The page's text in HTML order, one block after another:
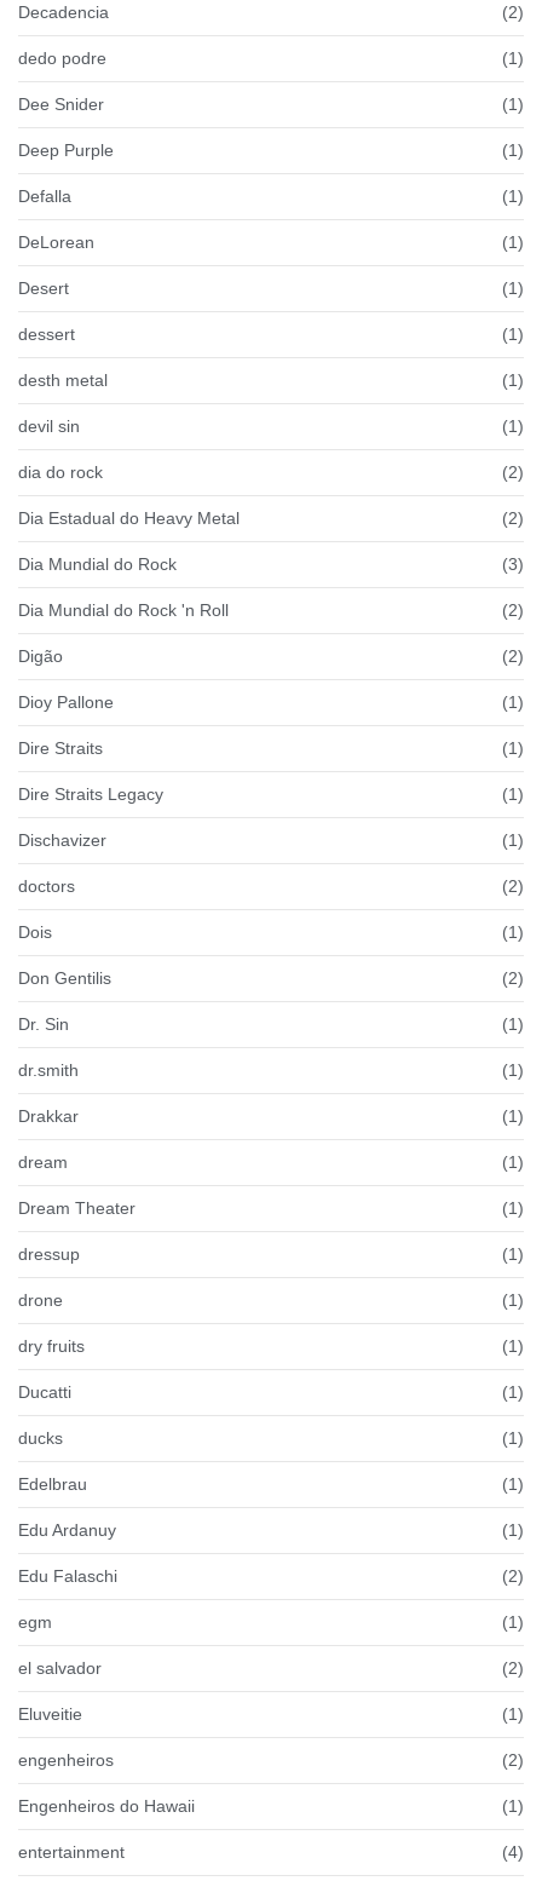
Decadencia (2)
dedo podre (1)
Dee Snider (1)
Deep Purple (1)
Defalla (1)
DeLorean (1)
Desert (1)
dessert (1)
desth metal (1)
devil sin (1)
dia do rock (2)
Dia Estadual do Heavy Metal (2)
Dia Mundial do Rock (3)
Dia Mundial do Rock 'n Roll (2)
Digão (2)
Dioy Pallone (1)
Dire Straits (1)
Dire Straits Legacy (1)
Dischavizer (1)
doctors (2)
Dois (1)
Don Gentilis (2)
Dr. Sin (1)
dr.smith (1)
Drakkar (1)
dream (1)
Dream Theater (1)
dressup (1)
drone (1)
dry fruits (1)
Ducatti (1)
ducks (1)
Edelbrau (1)
Edu Ardanuy (1)
Edu Falaschi (2)
egm (1)
el salvador (2)
Eluveitie (1)
engenheiros (2)
Engenheiros do Hawaii (1)
entertainment (4)